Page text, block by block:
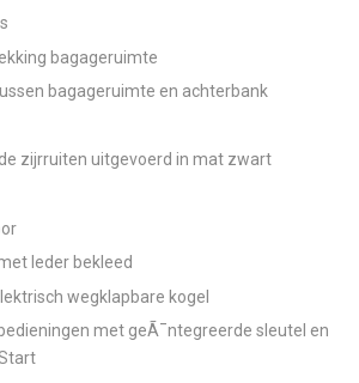
bagageruimte
bagageruimte en achterbank
zijrruiten uitgevoerd in mat zwart
leder bekleed
wegklapbare kogel
met geÃ¯ntegreerde sleutel en